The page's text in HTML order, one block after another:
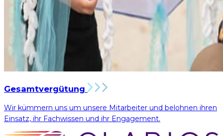
Gesamtvergütung
Wir kümmern uns um unsere Mitarbeiter und belohnen ihren
Einsatz, ihr Fachwissen und ihr Engagement.